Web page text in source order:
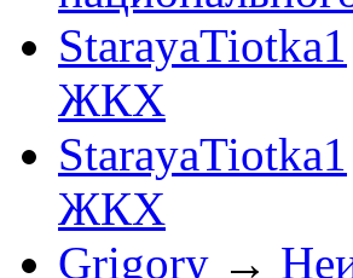
StarayaTiotka1
ЖКХ
StarayaTiotka1
ЖКХ
Grigory →